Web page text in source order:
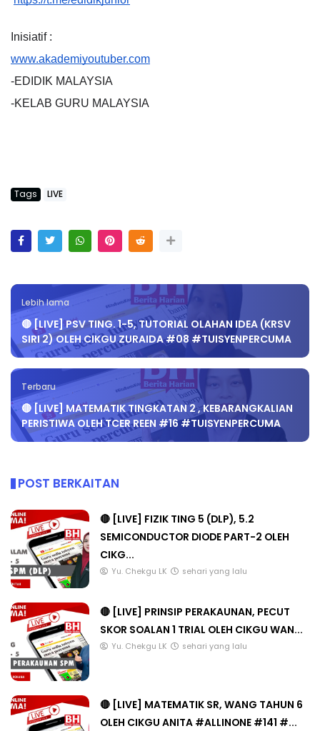
Inisiatif :
www.akademiyoutuber.com
-EDIDIK MALAYSIA
-KELAB GURU MALAYSIA
Tags LIVE
Lebih lama
🔴 [LIVE] PSV TING. 1-5, TUTORIAL OLAHAN IDEA (KRSV
SIRI 2) OLEH CIKGU ZURAIDA #08 #TUISYENPERCUMA
Terbaru
🔴 [LIVE] MATEMATIK TINGKATAN 2 , KEBARANGKALIAN
PERISTIWA OLEH TCER REEN #16 #TUISYENPERCUMA
POST BERKAITAN
🔴 [LIVE] FIZIK TING 5 (DLP), 5.2
SEMICONDUCTOR DIODE PART-2 OLEH
CIKG...
Yu. Chekgu LK sehari yang lalu
🔴 [LIVE] PRINSIP PERAKAUNAN, PECUT
SKOR SOALAN 1 TRIAL OLEH CIKGU WAN...
Yu. Chekgu LK sehari yang lalu
🔴 [LIVE] MATEMATIK SR, WANG TAHUN 6
OLEH CIKGU ANITA #ALLINONE #141 #...